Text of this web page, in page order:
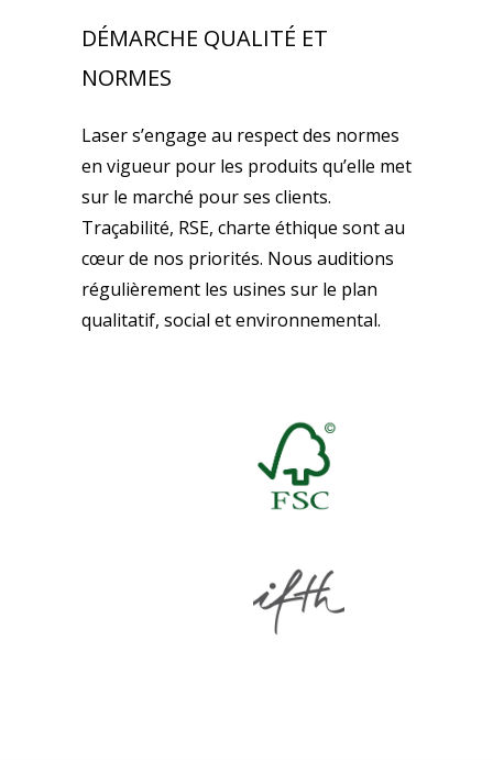
DÉMARCHE QUALITÉ ET
NORMES
Laser s’engage au respect des normes
en vigueur pour les produits qu’elle met
sur le marché pour ses clients.
Traçabilité, RSE, charte éthique sont au
cœur de nos priorités. Nous auditions
régulièrement les usines sur le plan
qualitatif, social et environnemental.